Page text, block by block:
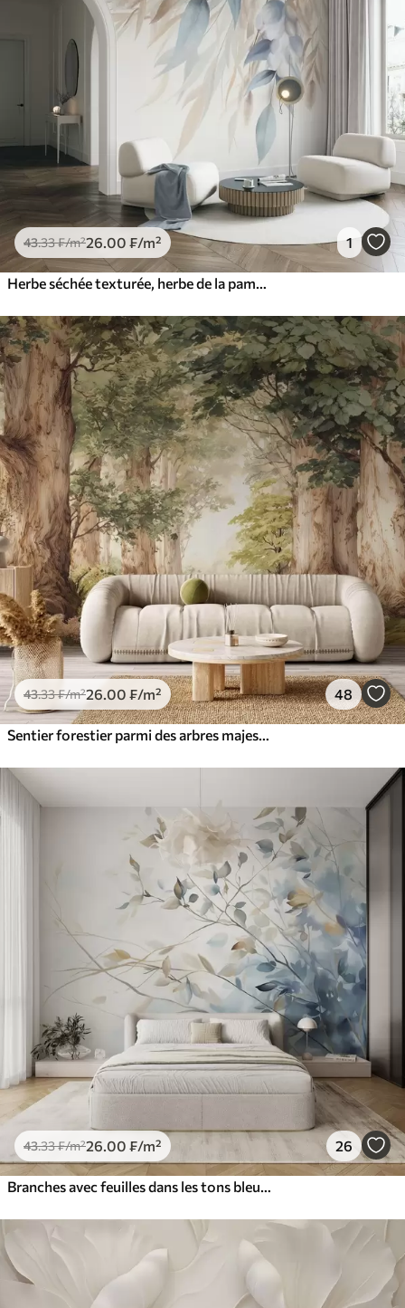
43.33₣/m²26 .00 ₣/m² 1
43.33₣/m²26 .00 ₣/m² 48
43.33₣/m²26 .00 ₣/m² 26